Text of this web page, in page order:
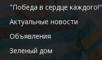
"Победа в сердце каждого!"
Актуальные новости
Объявления
Зеленый дом